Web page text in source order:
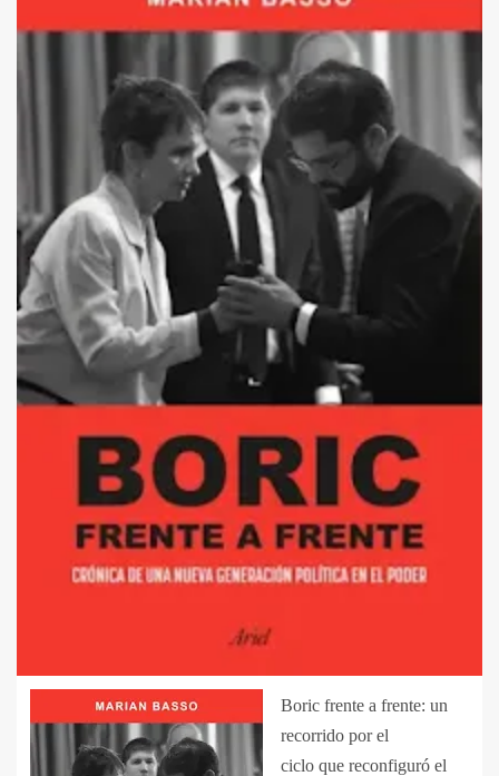
Boric frente a frente: un
recorrido por el
ciclo que reconfiguró el